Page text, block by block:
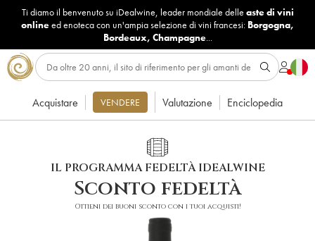
Ti diamo il benvenuto su iDealwine, leader mondiale delle aste di vini
onlineed enoteca con un'ampia selezione di vini francesi: Borgogna,
Bordeaux, Champagne...
Acquistare VENDERE Valutazione Enciclopedia
IL PROGRAMMA FEDELTÀ IDEALWINE
Sconto fedeltà
Ottieni dei buoni sconto con i tuoi acquisti!